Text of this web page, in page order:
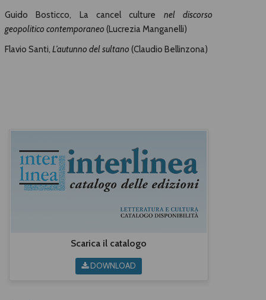
Guido Bosticco, La cancel culture nel discorso
geopolitico contemporaneo (Lucrezia Manganelli)
Flavio Santi, L’autunno del sultano (Claudio Bellinzona)
Scarica il catalogo
DOWNLOAD